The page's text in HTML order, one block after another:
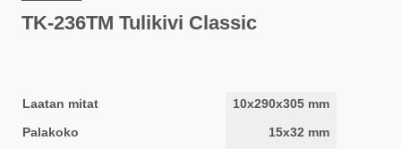
TK-236TM Tulikivi Classic
Laatan mitat
10x290x305 mm
Palakoko
15x32 mm